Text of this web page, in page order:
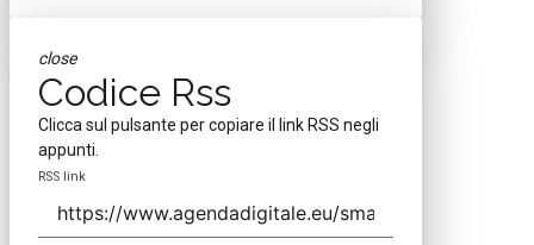
close
Codice Rss
Clicca sul pulsante per copiare il link RSS negli
appunti.
RSS link